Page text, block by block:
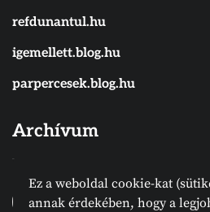
refdunantul.hu
igemellett.blog.hu
parpercesek.blog.hu
Archívum
Archívum
Hónap kijelölése
Archívum
Ez a weboldal cookie-kat
annak érdekében, hogy a